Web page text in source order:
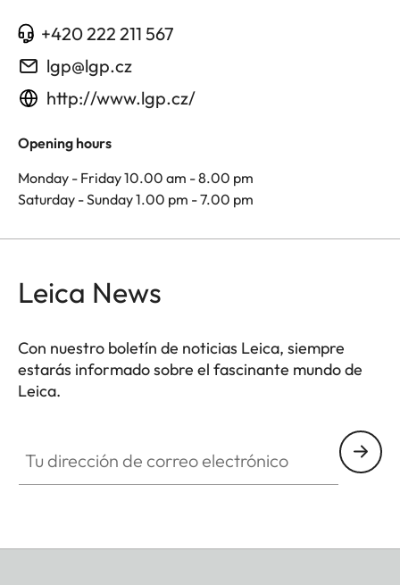
+420 222 211 567
lgp@lgp.cz
http://www.lgp.cz/
Opening hours
Monday - Friday 10.00 am - 8.00 pm
Saturday - Sunday 1.00 pm - 7.00 pm
Leica News
Con nuestro boletín de noticias Leica, siempre
estarás informado sobre el fascinante mundo de
Leica.